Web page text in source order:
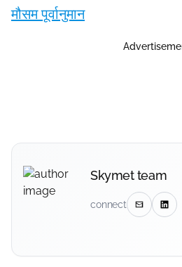
मौसम पूर्वानुमान
Skymet team
connect